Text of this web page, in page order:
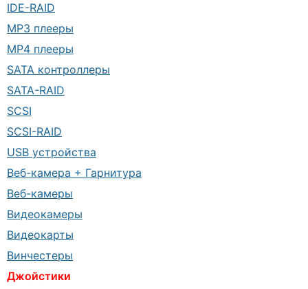
IDE-RAID
MP3 плееры
MP4 плееры
SATA контроллеры
SATA-RAID
SCSI
SCSI-RAID
USB устройства
Веб-камера + Гарнитура
Веб-камеры
Видеокамеры
Видеокарты
Винчестеры
Джойстики